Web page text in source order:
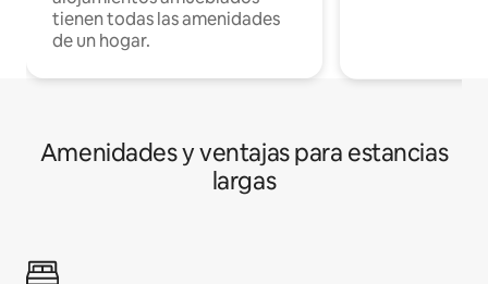
tienen todas las amenidades
de un hogar.
Amenidades y ventajas para estancias
largas